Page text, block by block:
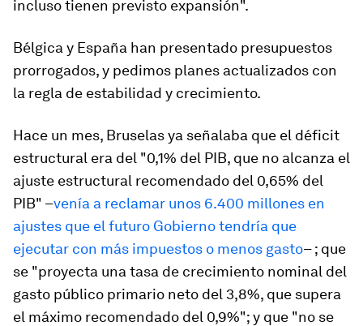
incluso tienen previsto expansión".
Bélgica y España han presentado presupuestos
prorrogados, y pedimos planes actualizados con
la regla de estabilidad y crecimiento.
Hace un mes, Bruselas ya señalaba que el déficit
estructural era del "0,1% del PIB, que no alcanza el
ajuste estructural recomendado del 0,65% del
PIB" –venía a reclamar unos 6.400 millones en
ajustes que el futuro Gobierno tendría que
ejecutar con más impuestos o menos gasto– ; que
se "proyecta una tasa de crecimiento nominal del
gasto público primario neto del 3,8%, que supera
el máximo recomendado del 0,9%"; y que "no se